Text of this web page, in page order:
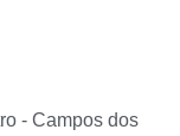
- Campos dos